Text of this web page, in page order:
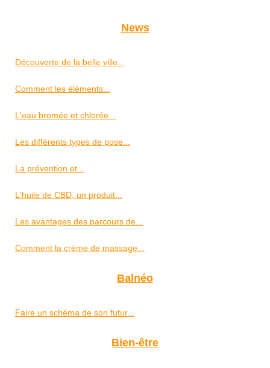
News
Découverte de la belle ville...
Comment les éléments...
L'eau bromée et chlorée...
Les différents types de pose...
La prévention et...
L'huile de CBD, un produit...
Les avantages des parcours de...
Comment la crème de massage...
Balnéo
Faire un schéma de son futur...
Bien-être